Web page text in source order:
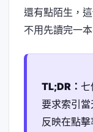
還有點陌生，
不用先讀完一
TL;DR： 七
要求索引
反映在點